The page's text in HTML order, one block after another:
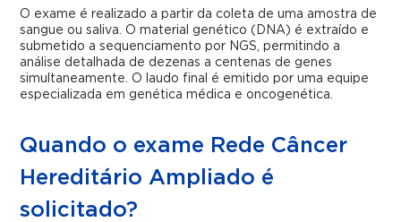
O exame é realizado a partir da coleta de uma amostra de
sangue ou saliva. O material genético (DNA) é extraído e
submetido a sequenciamento por NGS, permitindo a
análise detalhada de dezenas a centenas de genes
simultaneamente. O laudo final é emitido por uma equipe
especializada em genética médica e oncogenética.
Quando o exame Rede Câncer
Hereditário Ampliado é
solicitado?